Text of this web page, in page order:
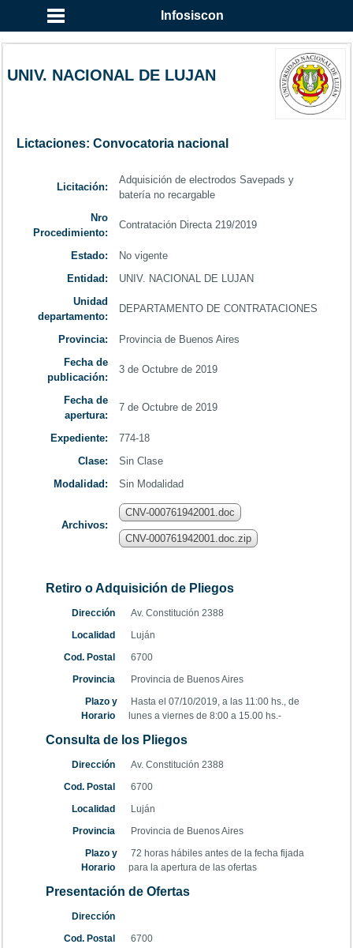
Infosiscon
UNIV. NACIONAL DE LUJAN
Lictaciones: Convocatoria nacional
Licitación:
Adquisición de electrodos Savepads y
batería no recargable
Nro
Procedimiento:
Contratación Directa 219/2019
Estado:
No vigente
Entidad:
UNIV. NACIONAL DE LUJAN
Unidad
departamento:
DEPARTAMENTO DE CONTRATACIONES
Provincia:
Provincia de Buenos Aires
Fecha de
publicación:
3 de Octubre de 2019
Fecha de
apertura:
7 de Octubre de 2019
Expediente:
774-18
Clase:
Sin Clase
Modalidad:
Sin Modalidad
Archivos:
CNV-000761942001.doc
CNV-000761942001.doc.zip
Retiro o Adquisición de Pliegos
Dirección
Av. Constitución 2388
Localidad
Luján
Cod. Postal
6700
Provincia
Provincia de Buenos Aires
Plazo y
Horario
Hasta el 07/10/2019, a las 11:00 hs., de
lunes a viernes de 8:00 a 15.00 hs.-
Consulta de los Pliegos
Dirección
Av. Constitución 2388
Cod. Postal
6700
Localidad
Luján
Provincia
Provincia de Buenos Aires
Plazo y
Horario
72 horas hábiles antes de la fecha fijada
para la apertura de las ofertas
Presentación de Ofertas
Dirección
Cod. Postal
6700